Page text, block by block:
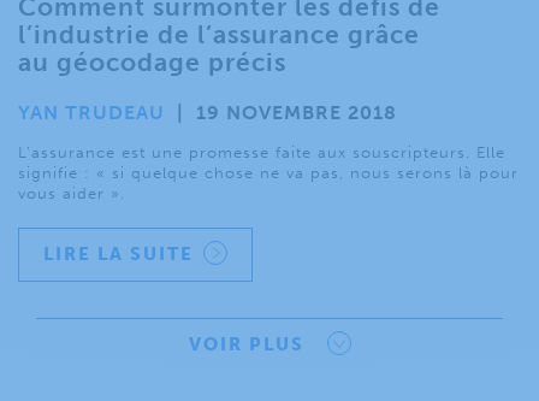
Comment surmonter les défis de
l’industrie de l’assurance grâce
au géocodage précis
YAN TRUDEAU 19 NOVEMBRE 2018
L’assurance est une promesse faite aux souscripteurs. Elle
signifie : « si quelque chose ne va pas, nous serons là pour
vous aider ».
LIRE LA SUITE
VOIR PLUS